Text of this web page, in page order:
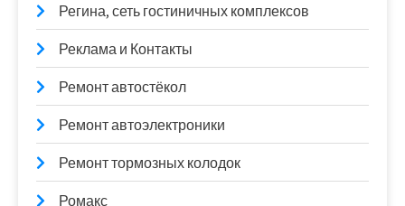
Регина, сеть гостиничных комплексов
Реклама и Контакты
Ремонт автостёкол
Ремонт автоэлектроники
Ремонт тормозных колодок
Ромакс